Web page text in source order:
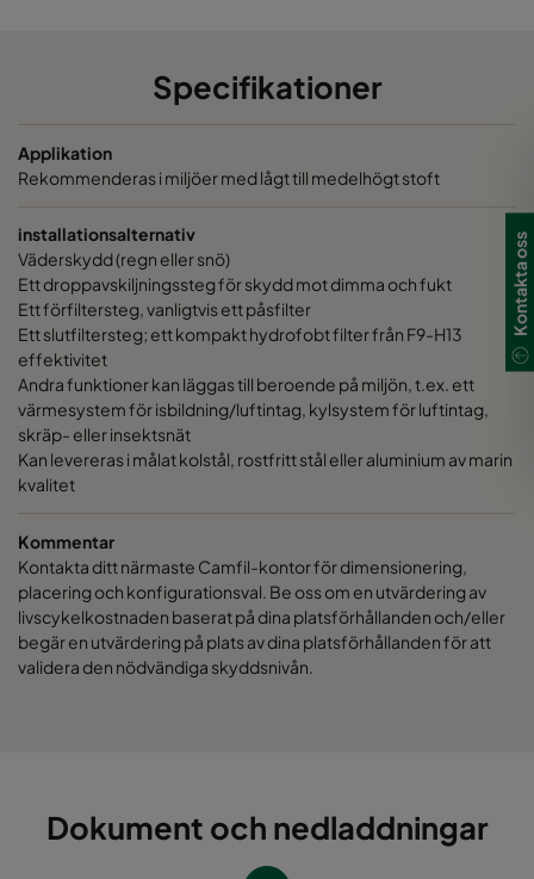
Specifikationer
Applikation
Rekommenderas i miljöer med lågt till medelhögt stoft
installationsalternativ
Väderskydd (regn eller snö)
Ett droppavskiljningssteg för skydd mot dimma och fukt
Ett förfiltersteg, vanligtvis ett påsfilter
Ett slutfiltersteg; ett kompakt hydrofobt filter från F9-H13
effektivitet
Andra funktioner kan läggas till beroende på miljön, t.ex. ett
värmesystem för isbildning/luftintag, kylsystem för luftintag,
skräp- eller insektsnät
Kan levereras i målat kolstål, rostfritt stål eller aluminium av marin
kvalitet
Kommentar
Kontakta ditt närmaste Camfil-kontor för dimensionering,
placering och konfigurationsval. Be oss om en utvärdering av
livscykelkostnaden baserat på dina platsförhållanden och/eller
begär en utvärdering på plats av dina platsförhållanden för att
validera den nödvändiga skyddsnivån.
Dokument och nedladdningar
Kontakta oss